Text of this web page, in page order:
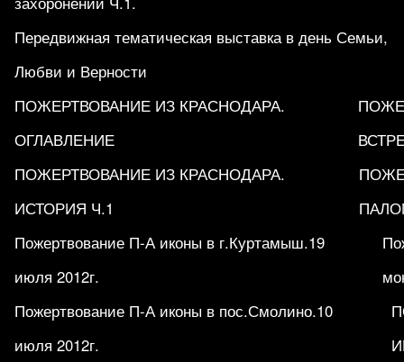
Передвижная тематическая выставка в день Семьи,
Любви и Верности
ПОЖЕРТВОВАНИЕ ИЗ КРАСНОДАРА.
ОГЛАВЛЕНИЕ
ПОЖЕРТВОВАНИЕ ИЗ КРАСНОДАРА.
ИСТОРИЯ Ч.1
Пожертвование П-А иконы в г.Куртамыш.19
июля 2012г.
Пожертвование П-А иконы в пос.Смолино.10
июля 2012г.